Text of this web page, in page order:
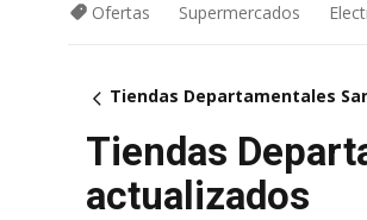
Ofertas Supermercados
Tiendas Departamentales
Tiendas
actualizados